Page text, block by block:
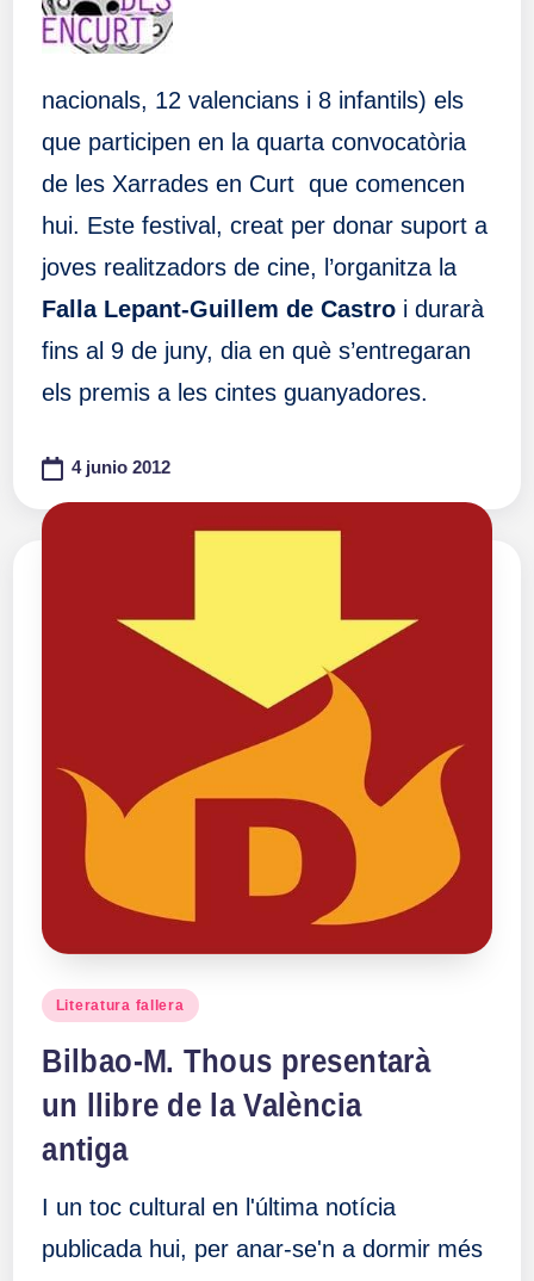
nacionals, 12 valencians i 8 infantils) els
que participen en la quarta convocatòria
de les Xarrades en Curt que comencen
hui. Este festival, creat per donar suport a
joves realitzadors de cine, l’organitza la
Falla Lepant-Guillem de Castroi durarà
fins al 9 de juny, dia en què s’entregaran
els premis a les cintes guanyadores.
4 junio 2012
Publicado
Literatura fallera
Bilbao-M. Thous presentarà
un llibre de la València
antiga
I un toc cultural en l'última notícia
publicada hui, per anar-se'n a dormir més